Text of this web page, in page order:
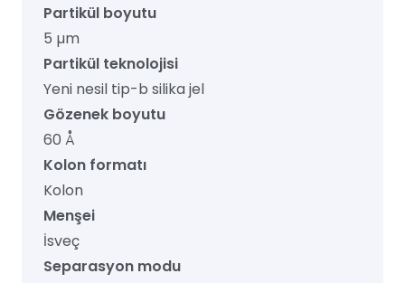
Partikül boyutu
5 µm
Partikül teknolojisi
Yeni nesil tip-b silika jel
Gözenek boyutu
60 Å
Kolon formatı
Kolon
Menşei
İsveç
Separasyon modu